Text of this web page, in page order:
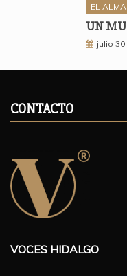
EL
UN
julio
CONTACTO
VOCES HIDALGO